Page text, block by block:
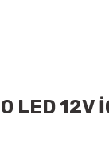
LED 12V